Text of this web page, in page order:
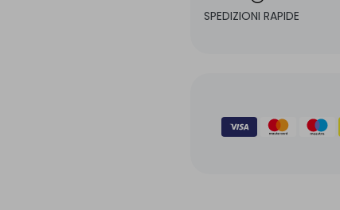
SPEDIZIONI RAPIDE